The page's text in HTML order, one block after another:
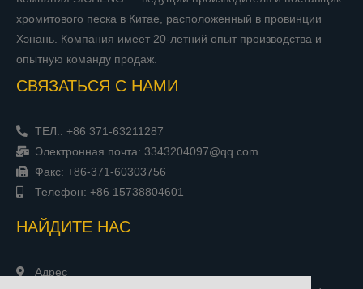
хромитового песка в Китае, расположенный в провинции
Хэнань. Компания имеет 20-летний опыт производства и
опытную команду продаж.
СВЯЗАТЬСЯ С НАМИ
ТЕЛ.: +86 371-63211287
Электронная почта: 3343204097@qq.com
Факс: +86-371-60303756
Телефон: +86 15738804601
НАЙДИТЕ НАС
Адрес